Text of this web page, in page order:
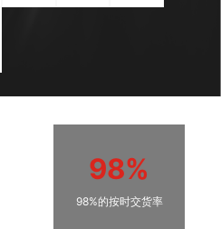
98%
98%的按时交货率